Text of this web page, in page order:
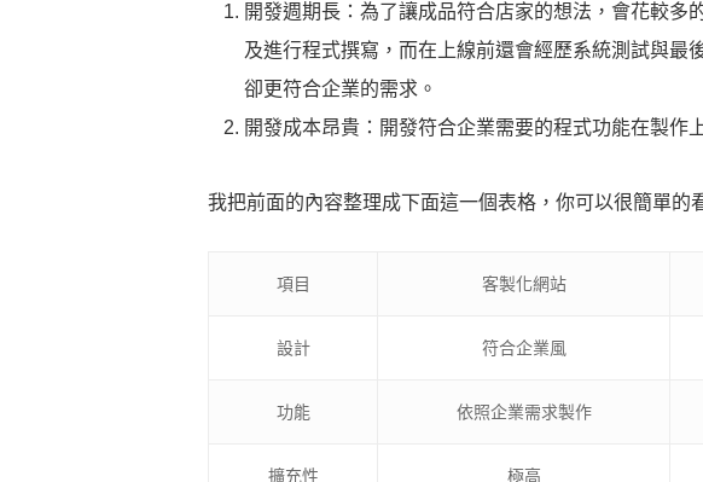
開發週期長：為了讓成品符合店家的想法，會花較
及進行程式撰寫，而在上線前還會經歷系統測試與
卻更符合企業的需求。
開發成本昂貴：開發符合企業需要的程式功能在製作
我把前面的內容整理成下面這一個表格，你可以很簡單的
項目 客製化網站
設計 符合企業風
功能 依照企業需求製作
擴充性 極高